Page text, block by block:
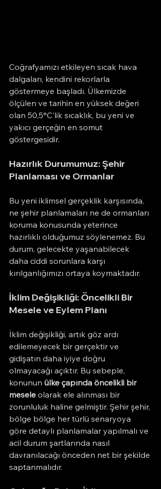
Coğrafyamızı etkileyen sıcak hava
dalgaları, kendini rekorlarla
göstermeye başladı. Ülkemizde
ölçülen ve tarihin en yüksek değeri
olan 50,5°C'lik sıcaklık, bu yeni ve
yakıcı gerçeğin en somut
göstergesidir.
Hazırlık Durumumuz: Şehir
Planlaması ve Ormanlar
Bu yeni iklimsel gerçeklik karşısında,
ne şehir planlamaları ne de ormanları
koruma konusunda yeterince
hazırlıklı olduğumuz söylenemez. Bu
durum, gelecekte yaşanabilecek
daha ciddi sorunlara karşı
kırılganlığımızı ortaya koymaktadır.
İklim Değişikliği: Öncelikli Bir
Mesele ve Eylem Planı
İklim değişikliği, artık göz ardı
edilemeyecek bir gerçektir ve
gidişatın daha iyiye doğru
olmayacağı açıktır. Bu sebeple,
konunun ülke çapında öncelikli bir
mesele olarak ele alınması bir
zorunluluk haline gelmiştir. Şehir şehir,
bölge bölge her türlü senaryoya
göre detaylı planlamalar yapılmalı ve
acil durum şartlarında nasıl
davranılacağı önceden net bir şekilde
saptanmalıdır.